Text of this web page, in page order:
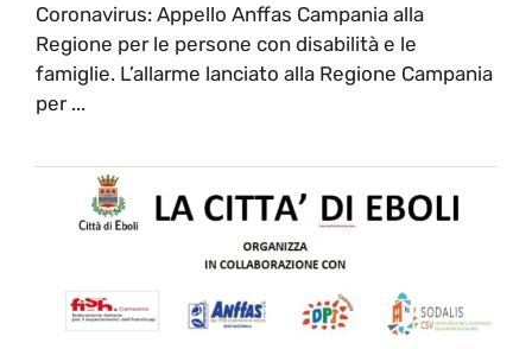
Coronavirus: Appello Anffas Campania alla
Regione per le persone con disabilità e le
famiglie. L’allarme lanciato alla Regione Campania
per ...